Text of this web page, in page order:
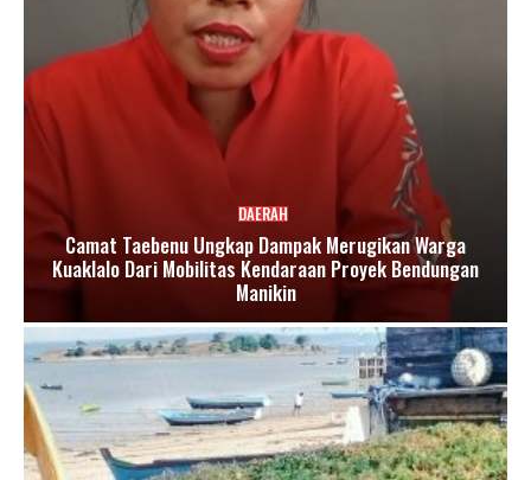
DAERAH
Camat Taebenu Ungkap Dampak Merugikan Warga
Kuaklalo Dari Mobilitas Kendaraan Proyek Bendungan
Manikin